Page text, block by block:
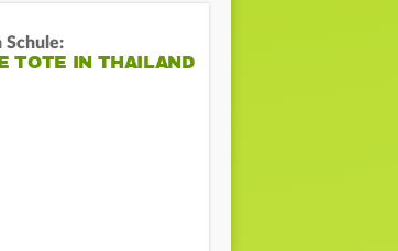
Schule:
TOTE IN THAILAND